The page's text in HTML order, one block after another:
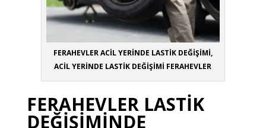
FERAHEVLER ACİL YERİNDE LASTİK DEĞİŞİMİ,
ACİL YERİNDE LASTİK DEĞİŞİMİ FERAHEVLER
FERAHEVLER LASTİK
DEĞİŞİMİNDE